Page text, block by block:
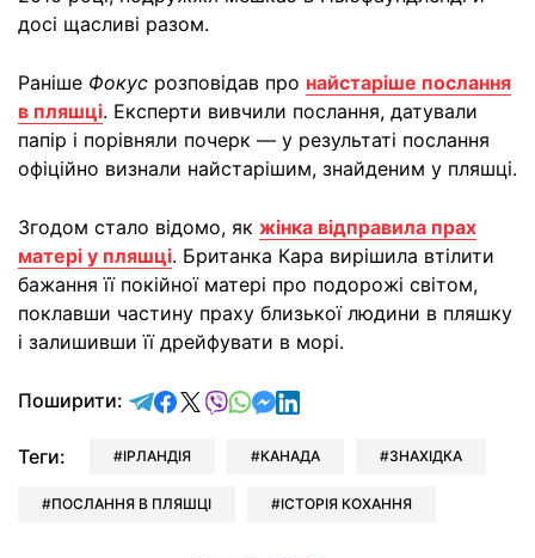
досі щасливі разом.
Раніше Фокус розповідав про найстаріше послання
в пляшці. Експерти вивчили послання, датували
папір і порівняли почерк — у результаті послання
офіційно визнали найстарішим, знайденим у пляшці.
Згодом стало відомо, як жінка відправила прах
матері у пляшці. Британка Кара вирішила втілити
бажання її покійної матері про подорожі світом,
поклавши частину праху близької людини в пляшку
і залишивши її дрейфувати в морі.
Поширити: відправити у Telegram
поділитись у Facebook
поділитись у X
відправити у Viber
відправити у Whatsapp
відправити у Messenger
відправити у LinkedIn
Теги: ІРЛАНДІЯ КАНАДА ЗНАХІДКА
ПОСЛАННЯ В ПЛЯШЦІ ІСТОРІЯ КОХАННЯ